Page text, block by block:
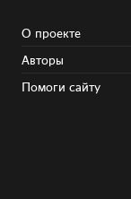
О проекте
Авторы
Помоги сайту